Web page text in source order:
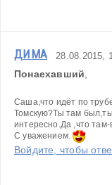
ДИМА 28.08.2015,
Понаехавший
Саша,что идёт по
Томскую?Ты там
интересно.Да ,что
С уважением.
Войдите, чтобы